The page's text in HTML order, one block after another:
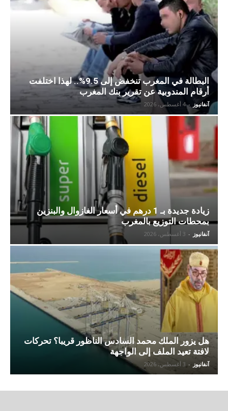
البطالة في المغرب تنخفض إلى 9.5%.. لهذا اختلفت
أرقام المندوبية عن تقرير بنك المغرب
آنفانيوز - 4 أغسطس، 2026
زيادة جديدة بـ 1 درهم في أسعار الغازوال والبنزين
بمحطات التوزيع بالمغرب
آنفانيوز - 3 أغسطس، 2026
هل يزور الملك محمد السادس الناظور قريبا؟ تحركات
لافتة تعيد الملف إلى الواجهة
آنفانيوز - 3 أغسطس، 2026